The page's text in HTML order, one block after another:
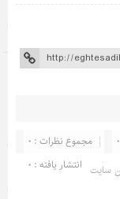
مجموع نظرات : 0
انتشار یافته : 0 سایت